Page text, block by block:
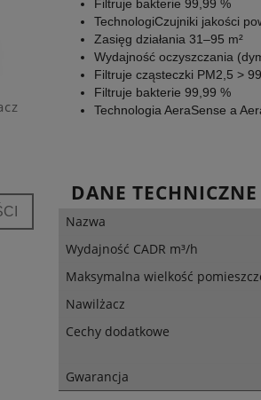
Kaiterra Laser Egg 2+
detektor cząstek PM2.5 i
Filtruje bakterie 99,99 %
TechnologiCzujniki jakości
Zasięg działania 31–95 m²
Wydajność oczyszczania
Filtruje cząsteczki PM2,5 >
Filtruje bakterie 99,99 %
Technologia AeraSense a
DANE TECHNICZNE
Nazwa
Wydajność CADR m³/h
Maksymalna wielkość
Nawilżacz
Cechy dodatkowe
Gwarancja